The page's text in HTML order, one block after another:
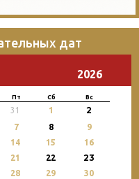
дат
2026
Пт Сб Вс
31 1 2
7 8
9
14 15
16
21 22 23
28 29
30